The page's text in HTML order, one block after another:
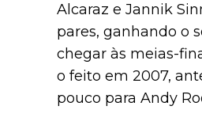
Alcaraz e Jannik
pares, ganhando o
chegar às meias-
o feito em 2007,
pouco para Andy